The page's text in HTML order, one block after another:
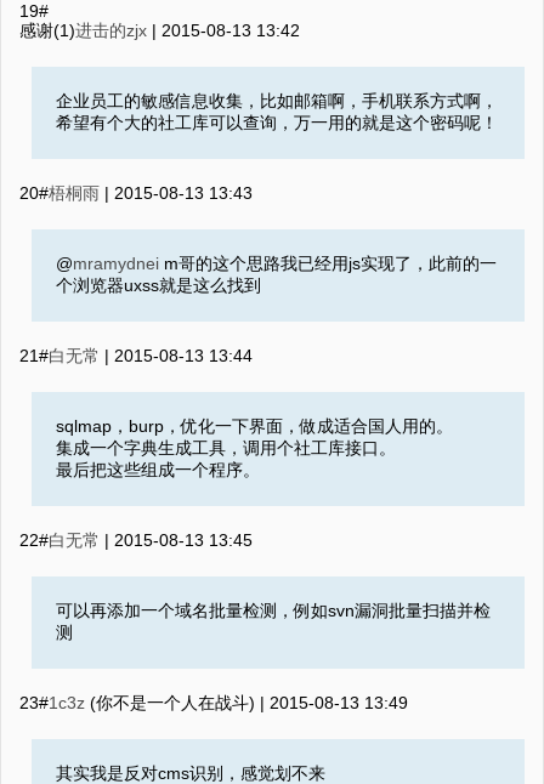
19#
感谢(1)进击的zjx | 2015-08-13 13:42
企业员工的敏感信息收集，比如邮箱啊，手机联系方式啊，
希望有个大的社工库可以查询，万一用的就是这个密码呢！
20#梧桐雨 | 2015-08-13 13:43
@mramydnei m哥的这个思路我已经用js实现了，此前的一
个浏览器uxss就是这么找到
21#白无常 | 2015-08-13 13:44
sqlmap，burp，优化一下界面，做成适合国人用的。
集成一个字典生成工具，调用个社工库接口。
最后把这些组成一个程序。
22#白无常 | 2015-08-13 13:45
可以再添加一个域名批量检测，例如svn漏洞批量扫描并检
测
23#1c3z (你不是一个人在战斗) | 2015-08-13 13:49
其实我是反对cms识别，感觉划不来